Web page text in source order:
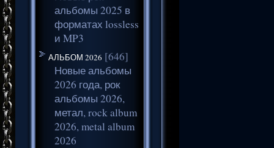
альбомы 2025 в
форматах lossless
и MP3
АЛЬБОМ 2026 [646]
Новые альбомы
2026 года, рок
альбомы 2026,
метал, rock album
2026, metal album
2026